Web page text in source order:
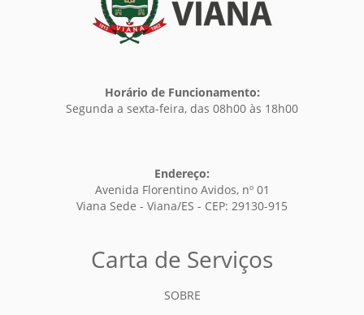
Horário de Funcionamento:
Segunda a sexta-feira, das 08h00 às 18h00
Endereço:
Avenida Florentino Avidos, nº 01
Viana Sede - Viana/ES - CEP: 29130-915
Carta de Serviços
SOBRE